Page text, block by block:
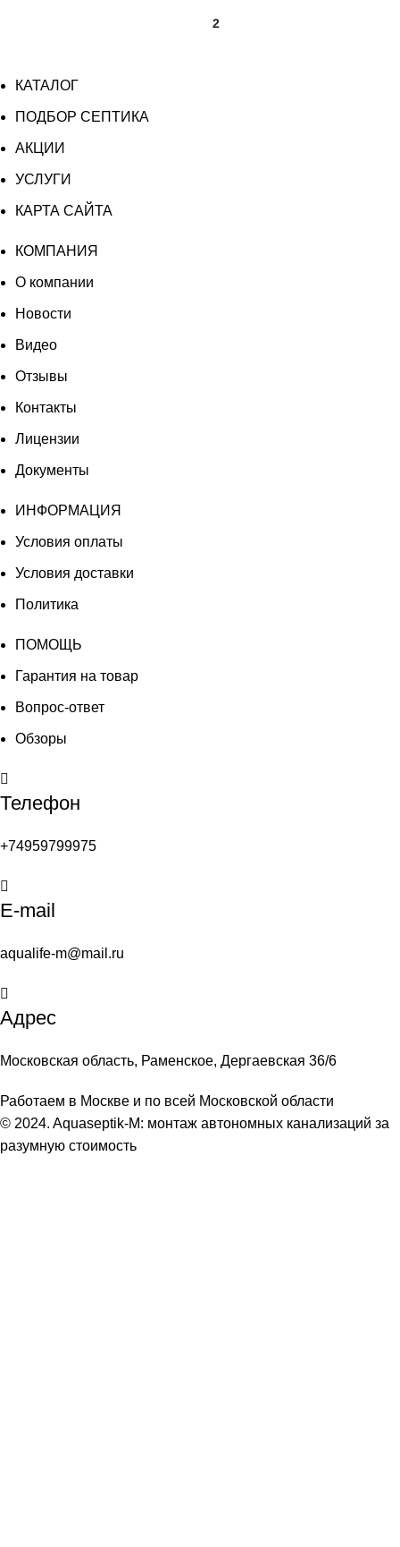
2
КАТАЛОГ
ПОДБОР СЕПТИКА
АКЦИИ
УСЛУГИ
КАРТА САЙТА
КОМПАНИЯ
О компании
Новости
Видео
Отзывы
Контакты
Лицензии
Документы
ИНФОРМАЦИЯ
Условия оплаты
Условия доставки
Политика
ПОМОЩЬ
Гарантия на товар
Вопрос-ответ
Обзоры
Телефон
+74959799975
E-mail
aqualife-m@mail.ru
Адрес
Московская область, Раменское, Дергаевская 36/6
Работаем в Москве и по всей Московской области
© 2024. Aquaseptik-M: монтаж автономных канализаций за
разумную стоимость